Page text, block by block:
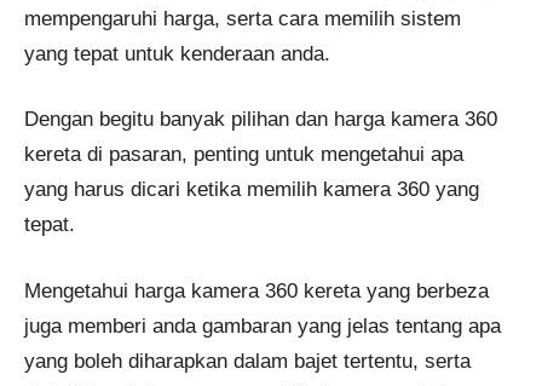
mempengaruhi harga, serta cara memilih sistem
yang tepat untuk kenderaan anda.
Dengan begitu banyak pilihan dan harga kamera 360
kereta di pasaran, penting untuk mengetahui apa
yang harus dicari ketika memilih kamera 360 yang
tepat.
Mengetahui harga kamera 360 kereta yang berbeza
juga memberi anda gambaran yang jelas tentang apa
yang boleh diharapkan dalam bajet tertentu, serta